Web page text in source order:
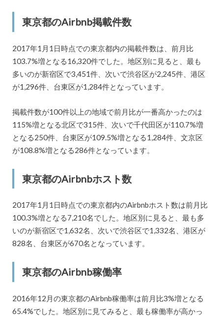
東京都のAirbnb掲載件数
2017年1月1日時点での東京都内の掲載件数は、前月比
103.7%増となる16,320件でした。地区別に見ると、最も
多いのが新宿区で3,451件、次いで渋谷区が2,245件、港区
が1,296件、台東区が1,284件となっています。
掲載件数が100件以上の地域で前月比が一番高かったのは
115%増となる北区で315件、次いで千代田区が110.7%増
となる250件、台東区が109.5%増となる1,284件、文京区
が108.8%増となる286件となっています。
東京都のAirbnbホスト数
2017年1月1日時点での東京都内のAirbnbホスト数は前月比
100.3%増となる7,210名でした。地区別に見ると、最も多
いのが新宿区で1,632名、次いで渋谷区で1,332名、港区が
828名、台東区が670名となっています。
東京都のAirbnb稼働率
2016年12月の東京都のAirbnb稼働率は前月比3%増となる
65.4%でした。地区別に見てみると、最も稼働率が高かっ